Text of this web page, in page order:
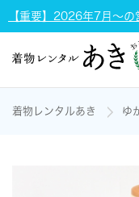
【重要】2026年7月～の
着物レンタルあき ゆ